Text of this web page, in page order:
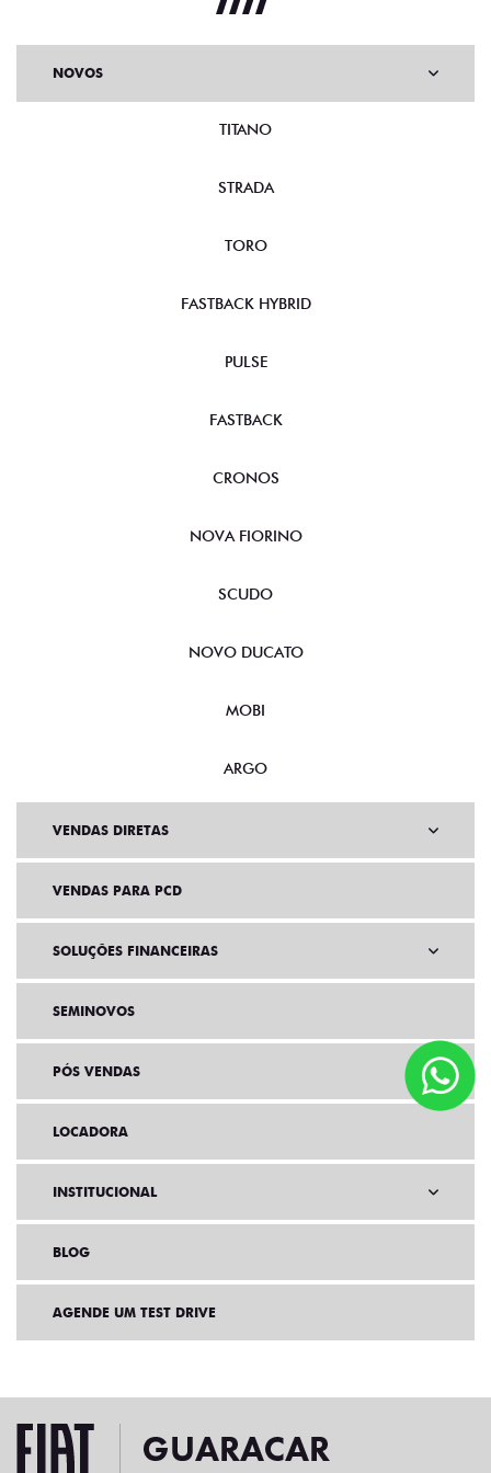
NOVOS
TITANO
STRADA
TORO
FASTBACK HYBRID
PULSE
FASTBACK
CRONOS
NOVA FIORINO
SCUDO
NOVO DUCATO
MOBI
ARGO
VENDAS DIRETAS
VENDAS PARA PCD
SOLUÇÕES FINANCEIRAS
SEMINOVOS
PÓS VENDAS
LOCADORA
INSTITUCIONAL
BLOG
AGENDE UM TEST DRIVE